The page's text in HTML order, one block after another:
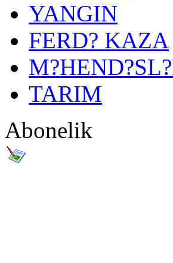
YANGIN
FERD? KAZA
TARIM
Abonelik